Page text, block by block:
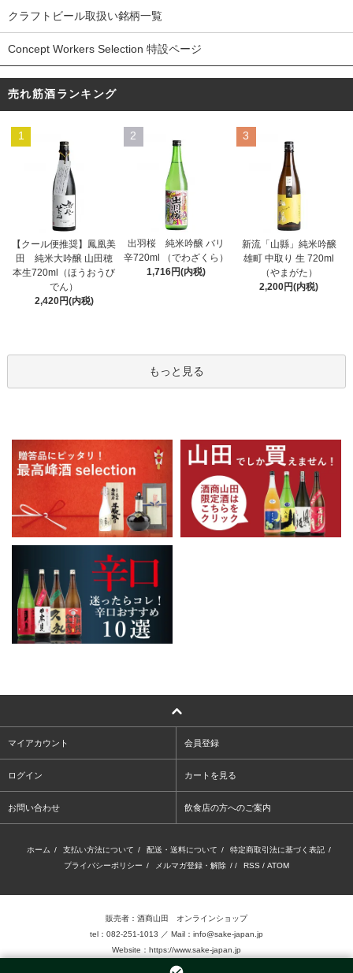
クラフトビール取扱い銘柄一覧
Concept Workers Selection 特設ページ
売れ筋酒ランキング
1
【クール便推奨】鳳凰美
田 純米大吟醸 山田穂
本生720ml（ほうおうび
でん）
2,420円(内税)
2
出羽桜 純米吟醸 バリ
辛720ml （でわざくら）
1,716円(内税)
3
新流「山縣」純米吟醸
雄町 中取り 生 720ml
（やまがた）
2,200円(内税)
もっと見る
マイアカウント 会員登録
ログイン カートを見る
お問い合わせ 飲食店の方へのご案内
ホーム / 支払い方法について / 配送・送料について / 特定商取引法に基づく表記 /
プライバシーポリシー / メルマガ登録・解除 / / RSS / ATOM
販売者：酒商山田 オンラインショップ
tel：082-251-1013 ／ Mail：info@sake-japan.jp
Website： https://www.sake-japan.jp